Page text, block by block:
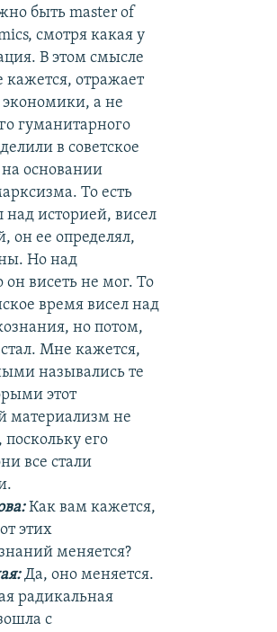
быть master of
смотря какая у
В этом смысле
кажется, отражает
а не
гуманитарного
в советское
основании
То есть
над историей, висел
он ее определял,
Но над
висеть не мог. То
время висел над
но потом,
Мне кажется,
назывались те
этот
материализм не
его
все стали
Как вам кажется,
этих
меняется?
Да, оно меняется.
радикальная
с